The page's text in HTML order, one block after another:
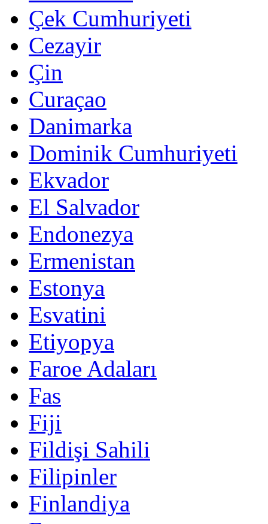
Çek Cumhuriyeti
Cezayir
Çin
Curaçao
Danimarka
Dominik Cumhuriyeti
Ekvador
El Salvador
Endonezya
Ermenistan
Estonya
Esvatini
Etiyopya
Faroe Adaları
Fas
Fiji
Fildişi Sahili
Filipinler
Finlandiya